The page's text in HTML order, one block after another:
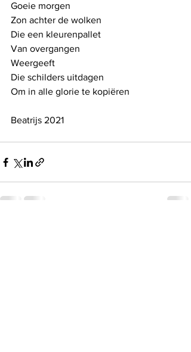
Goeie morgen
Zon achter de wolken
Die een kleurenpallet
Van overgangen
Weergeeft
Die schilders uitdagen
Om in alle glorie te kopiëren
Beatrijs 2021